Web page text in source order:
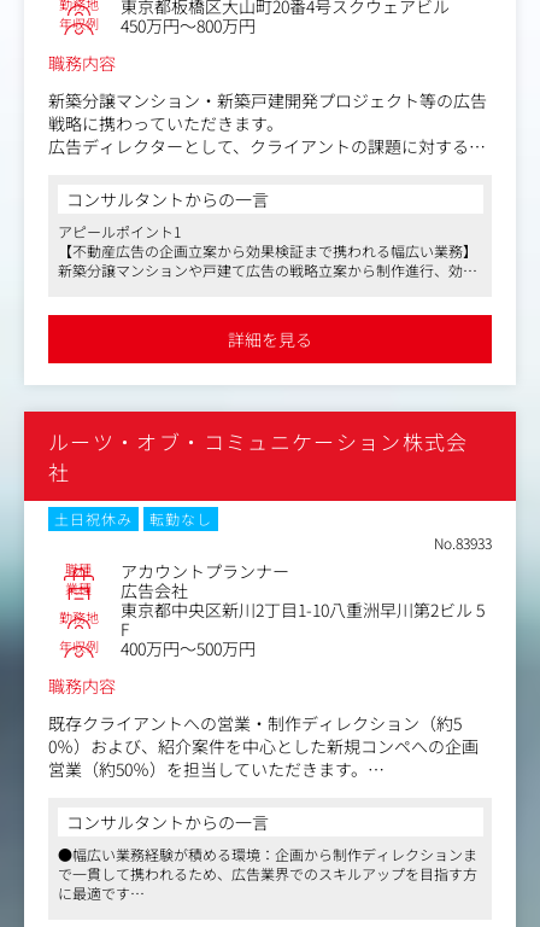
提案していただきます。
また大阪支社の方針として、案件はメンバーのモチベーシ
ョンなども加味して請けており、企業やブランドに興味を
持って進められるかという観点も踏まえています。
ミサワホームグループの一員として、外部スタッフを活用
持って多様なプロジェクトを手掛けています。
また、電通などの影武者的な役割を担いつつ、映像制作や
クリエイティブディレクションにも対応できる柔軟性が特
徴です。
大阪支社の場合は阪神高速、NEXCO西日本、UR都市機
構、行政など一般クライアントの案件が中心となる想定で
またハウスエージェンシーという立ち位置上、クライアン
トはミサワホームグループが多いと思われがちですが、大
阪支店に関しては一般企業・行政などが8割の比率になっ
ています。
東京都板橋区大山町20番4号スクウェアビル
年収例
450万円～800万円
職務内容
新築分譲マンション・新築戸建開発プロジェクト等の広告
戦略に携わっていただきます。
広告ディレクターとして、クライアントの課題に対する企
ます。
単なる進行管理ではなく、クライアントの信頼を得ながら
相談役・ご意見番として関係を築き、営業や制作メンバー
と連携しながら企画やクリエイティブ全体を前に進める役
割です。
企業価値向上に関わる施策にも携わる機会があり、企画段
階からクリエイティブの方向性づくりにも関われます。
理、広告企画の立案
・コピー、デザイン、Web、販促ツール等を含むクリエイ
ティブディレクション
・制作進行管理、納品後の効果検証、改善提案
・メンバー育成、ナレッジ共有、チーム力向上への関与
コンサルタントからの一言
アピールポイント1
【不動産広告の企画立案から効果検証まで携われる幅広い業務】
新築分譲マンションや戸建て広告の戦略立案から制作進行、効果
のスキルを幅広く磨ける環境です。
アピールポイント2
【専門性を尊重し合う風通しの良いチームで働ける環境】
ディレクターとして、クライアントとの信頼関係を築きつつ、チ
ーム力を向上させる役割も担うことができます。
アピールポイント3
【働きやすさと充実した福利厚生で安定したキャリア形成】
完全週休二日制、年間休日128日、テレワーク制度の利用可能な
ど、働きやすい環境が整っています。さらに、出産祝い金や資格
取得支援制度、退職金制度など福利厚生も充実しており、長期的
なキャリア形成が可能です。
詳細を見る
ルーツ・オブ・コミュニケーション株式会
社
土日祝休み
転勤なし
No.83933
職種 アカウントプランナー
業種 広告会社
勤務地
東京都中央区新川2丁目1-10八重洲早川第2ビル 5
F
年収例
400万円～500万円
職務内容
既存クライアントへの営業・制作ディレクション（約5
0％）および、紹介案件を中心とした新規コンペへの企画
営業（約50％）を担当していただきます。
【具体的には】
・既存案件の拡大・ディレクション（業務の約50％）
社内メンバーから引き継ぐ既存クライアント（5～6社程
度）を担当します。
課題や要望をヒアリングし、適切なプロモーションを企画
コンサルタントからの一言
●幅広い業務経験が積める環境：企画から制作ディレクションま
で一貫して携われるため、広告業界でのスキルアップを目指す方
に最適です